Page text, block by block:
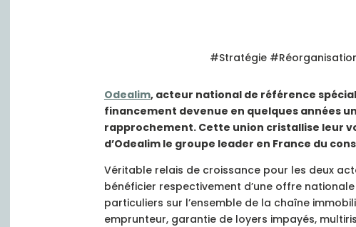
#Stratégie
Odealim, acteur national de référence
financement devenue en quelques années
rapprochement. Cette union cristallise leur
d’Odealim le groupe leader en France du
Véritable relais de croissance pour les deux
bénéficier respectivement d’une offre
particuliers sur l’ensemble de la chaîne
emprunteur, garantie de loyers impayés,